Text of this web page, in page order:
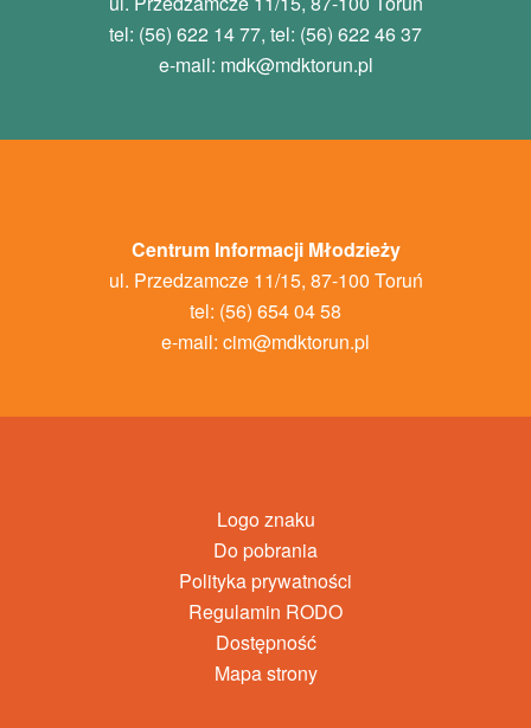
tel: (56) 622 14 77, tel: (56) 622 46 37
e-mail: mdk@mdktorun.pl
Centrum Informacji Młodzieży
ul. Przedzamcze 11/15, 87-100 Toruń
tel: (56) 654 04 58
e-mail: cim@mdktorun.pl
Logo znaku
Do pobrania
Polityka prywatności
Regulamin RODO
Dostępność
Mapa strony